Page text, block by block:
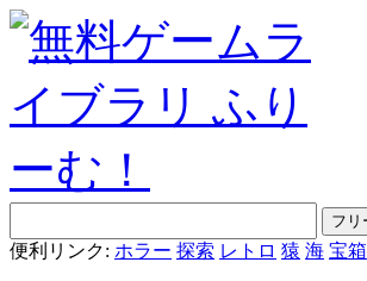
便利リンク: ホラー 探索 レトロ 猿 海 宝箱